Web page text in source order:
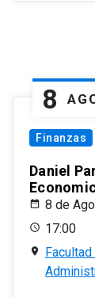
8
Finanzas
Daniel
8 de
17:00